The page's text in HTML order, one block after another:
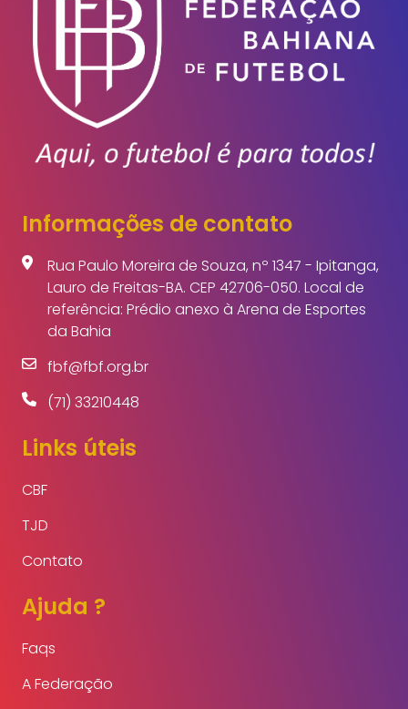
Informações de contato
Rua Paulo Moreira de Souza, nº 1347 - Ipitanga,
Lauro de Freitas-BA. CEP 42706-050. Local de
referência: Prédio anexo à Arena de Esportes
da Bahia
fbf@fbf.org.br
(71) 33210448
Links úteis
CBF
TJD
Contato
Ajuda ?
Faqs
A Federação